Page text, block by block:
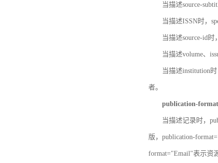
当描述source-
当描述ISSN时，
当描述source-id
当描述volume、
当描述institution
者。
publication-format
当描述记录时，
版，publication-
format="Email"表示资